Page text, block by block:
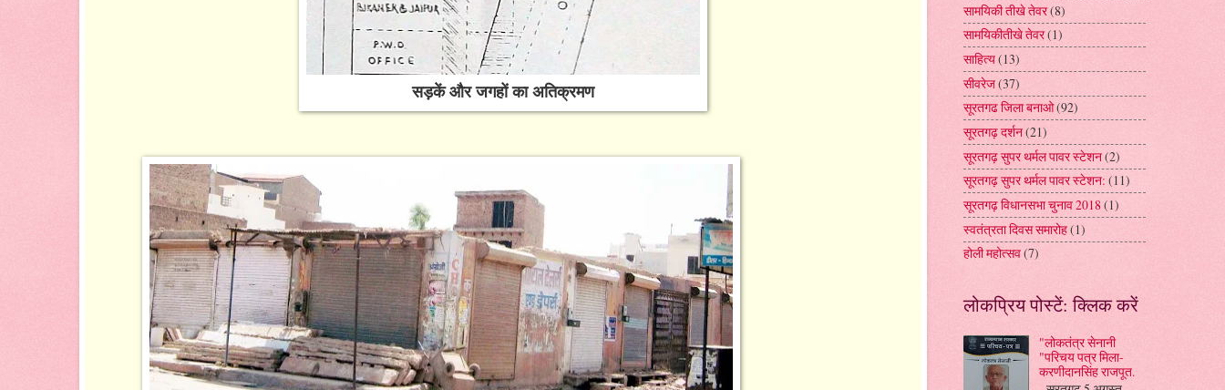
सड़कें और जगहों का अतिक्रमण
सामयिकी तीखे तेवर(8)
सामयिकीतीखे तेवर(1)
साहित्य(13)
सीवरेज(37)
सूरतगढ जिला बनाओ(92)
सूरतगढ़ दर्शन(21)
सूरतगढ़ सुपर थर्मल पावर स्टेशन(2)
सूरतगढ़ सुपर थर्मल पावर स्टेशन: (11)
सूरतगढ़ विधानसभा चुनाव 2018(1)
स्वतंत्रता दिवस समारोह(1)
होली महोत्सव(7)
लोकप्रिय पोस्टें: क्लिक करें
"लोकतंत्र सेनानी
"परिचय पत्र मिला-
करणीदानसिंह राजपूत.